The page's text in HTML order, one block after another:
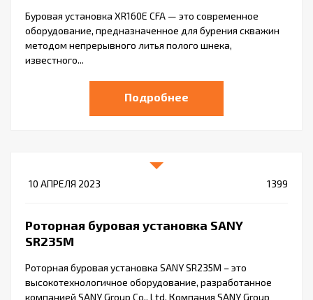
Буровая установка XR160E CFA — это современное
оборудование, предназначенное для бурения скважин
методом непрерывного литья полого шнека,
известного...
Подробнее
10 АПРЕЛЯ 2023 1399
Роторная буровая установка SANY
SR235M
Роторная буровая установка SANY SR235M – это
высокотехнологичное оборудование, разработанное
компанией SANY Group Co., Ltd. Компания SANY Group